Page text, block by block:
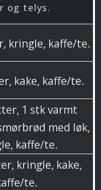
og telys.
kringle, kaffe/te.
kake, kaffe/te.
1 stk varmt
med løk,
kaffe/te.
kringle, kake,
te.